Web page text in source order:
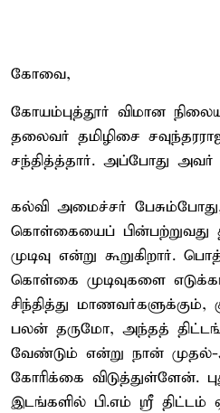
கோவை,
கோயம்புத்தூர் விமான
தலைவர் தமிழிசை
சந்தித்த்தார். அப்போது அவர்
கல்வி அமைச்சர்
கொள்கையைப்
முடிவு என்று கூறுகிறார்.
கொள்கை முடிவுகளை
சிந்தித்து
பலன் தருமோ, அந்தத்
வேண்டும் என்று நான் முதல்-
கோரிக்கை விடுத்துள்ளேன்.
இடங்களில் பி.எம் ஸ்ரீ திட்டம்